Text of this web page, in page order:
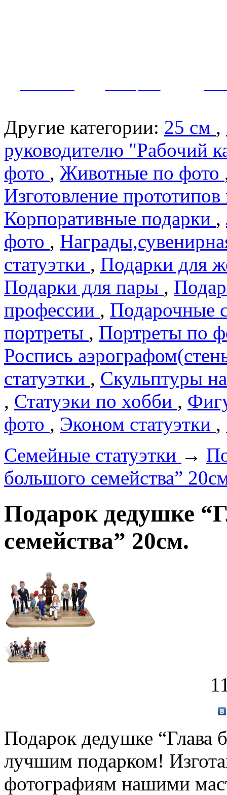
Другие категории: 25 см ,
руководителю "Рабочий
фото , Животные по фото
Изготовление
Корпоративные подарки ,
фото ,
статуэтки , Подарки для
Подарки для пары ,
профеcсии , Подарочные
портреты , Портреты по
Роспись
статуэтки , Скульптуры
, Статуэки по хобби ,
фото , Эконом статуэтки ,
Семейные статуэтки →
большого семейства”
Подарок дедушке
семейства” 20см.
Подарок дедушке “Глава
лучшим подарком!
фотографиям нашими